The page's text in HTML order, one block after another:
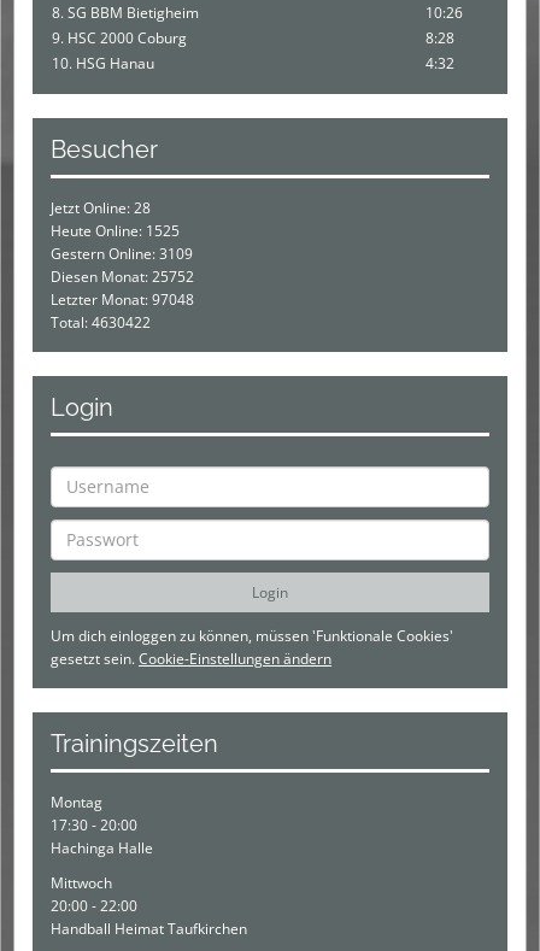
8. SG BBM Bietigheim
10:26
9. HSC 2000 Coburg
8:28
10. HSG Hanau
4:32
Besucher
Jetzt Online: 28
Heute Online: 1525
Gestern Online: 3109
Diesen Monat: 25752
Letzter Monat: 97048
Total: 4630422
Login
Um dich einloggen zu können, müssen 'Funktionale Cookies'
gesetzt sein.Cookie-Einstellungen ändern
Trainingszeiten
Montag
17:30 - 20:00
Hachinga Halle
Mittwoch
20:00 - 22:00
Handball Heimat Taufkirchen